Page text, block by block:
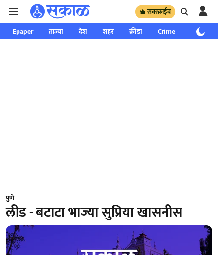
सबस्क्राईब
Epaper ताज्या देश शहर क्रीडा Crime साप्ताहिक
पुणे
लीड - बटाटा भाज्या सुप्रिया खासनीस